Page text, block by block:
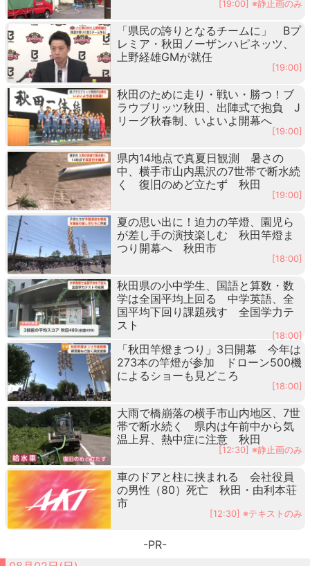
[19:00] ※静止画のみ
「県民の誇りとなるチームに」 Bプ
レミア・秋田ノーザンハピネッツ、
上野経雄GMが就任
[19:00]
秋田のために走り・戦い・勝つ！ブ
ラウブリッツ秋田、出陣式で抱負 J
リーグ秋春制、いよいよ開幕へ
[19:00]
県内14地点で真夏日観測 暑さの
中、横手市山内黒沢の7世帯で断水続
く 復旧のめど立たず 秋田
[19:00]
夏の思い出に！迫力の竿燈、園児ら
が差し手の演技楽しむ 秋田竿燈ま
つり開幕へ 秋田市
[18:00]
秋田県の小中学生、国語と算数・数
学は全国平均上回る 中学英語、全
国平均下回り課題残す 全国学力テ
スト
[18:00]
「秋田竿燈まつり」3日開幕 今年は
273本の竿燈が参加 ドローン500機
によるショーも見どころ
[18:00]
大雨で橋崩落の横手市山内地区、7世
帯で断水続く 県内は午前中から気
温上昇、熱中症に注意 秋田
[12:30] ※静止画のみ
車のドアと柱に挟まれる 会社役員
の男性（80）死亡 秋田・由利本荘
市
[12:30] ※テキストのみ
-PR-